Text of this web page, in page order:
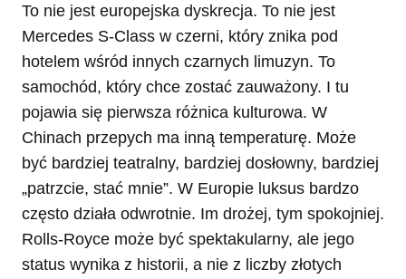
To nie jest europejska dyskrecja. To nie jest
Mercedes S-Class w czerni, który znika pod
hotelem wśród innych czarnych limuzyn. To
samochód, który chce zostać zauważony. I tu
pojawia się pierwsza różnica kulturowa. W
Chinach przepych ma inną temperaturę. Może
być bardziej teatralny, bardziej dosłowny, bardziej
„patrzcie, stać mnie”. W Europie luksus bardzo
często działa odwrotnie. Im drożej, tym spokojniej.
Rolls-Royce może być spektakularny, ale jego
status wynika z historii, a nie z liczby złotych